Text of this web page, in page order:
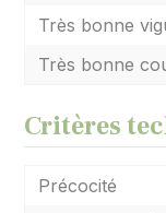
Très bonne
Très bonne
Critères
Précocité